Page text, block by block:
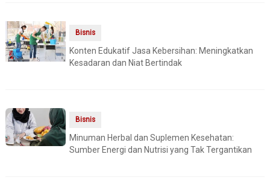
Bisnis
Konten Edukatif Jasa Kebersihan: Meningkatkan
Kesadaran dan Niat Bertindak
Bisnis
Minuman Herbal dan Suplemen Kesehatan:
Sumber Energi dan Nutrisi yang Tak Tergantikan